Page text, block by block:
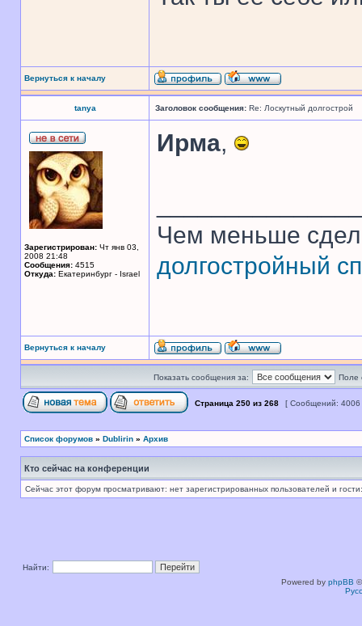
Вернуться к началу
tanya Заголовок сообщения: Re: Лоскутный долгострой
Зарегистрирован: Чт янв 03,
2008 21:48
Сообщения: 4515
Откуда: Екатеринбург - Israel
Ирма,
Чем меньше
долгостройный
Вернуться к началу
Показать сообщения за: Поле
Страница 250 из 268 [ Сообщений:
Список форумов » Dublirin » Архив
Кто сейчас на конференции
Сейчас этот форум просматривают: нет зарегистрированных пользователей и
Найти:
Powered by phpBB